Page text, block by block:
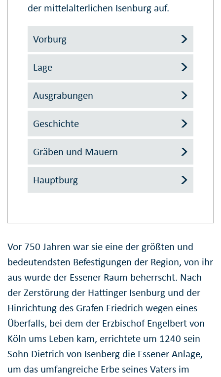
der mittelalterlichen Isenburg auf.
Vorburg
Lage
Ausgrabungen
Geschichte
Gräben und Mauern
Hauptburg
Vor 750 Jahren war sie eine der größten und
bedeutendsten Befestigungen der Region, von ihr
aus wurde der Essener Raum beherrscht. Nach
der Zerstörung der Hattinger Isenburg und der
Hinrichtung des Grafen Friedrich wegen eines
Überfalls, bei dem der Erzbischof Engelbert von
Köln ums Leben kam, errichtete um 1240 sein
Sohn Dietrich von Isenberg die Essener Anlage,
um das umfangreiche Erbe seines Vaters im